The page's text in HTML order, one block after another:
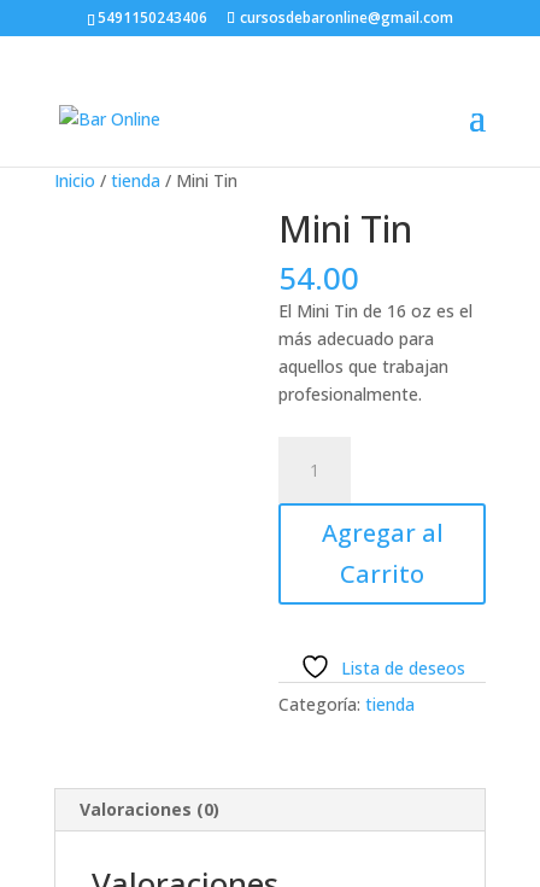
5491150243406 cursosdebaronline@gmail.com
Inicio / tienda / Mini Tin
Mini Tin
54.00
El Mini Tin de 16 oz es el
más adecuado para
aquellos que trabajan
profesionalmente.
cantidad
Agregar al
Carrito
Lista de deseos
Categoría:tienda
Valoraciones (0)